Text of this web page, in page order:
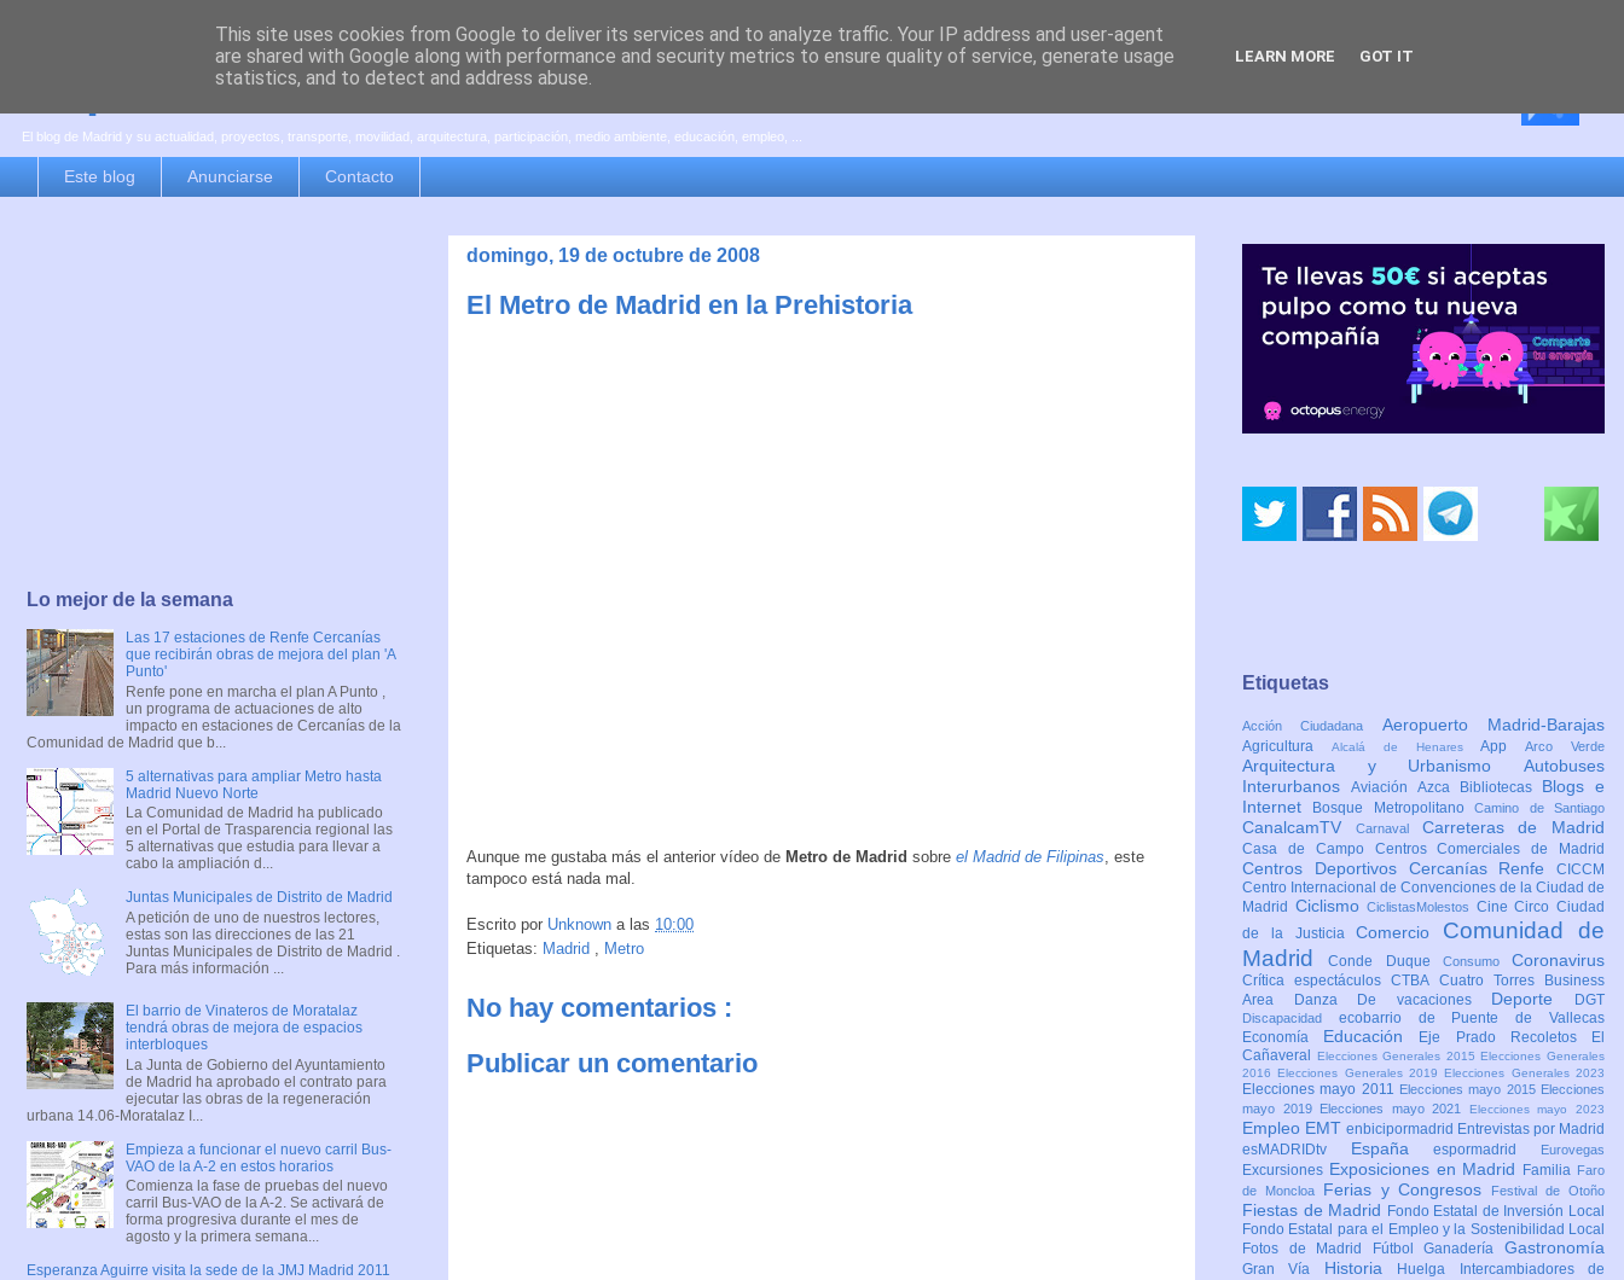
es por madrid
El blog de Madrid y su actualidad, proyectos, transporte, movilidad, arquitectura, participación, medio ambiente, educación, empleo, ...
Este blog Anunciarse Contacto
domingo, 19 de octubre de 2008
El Metro de Madrid en la Prehistoria
Aunque me gustaba más el anterior vídeo de Metro de Madrid sobre el Madrid de Filipinas , este
tampoco está nada mal.
Escrito por Unknown a las 10:00
Etiquetas: Madrid , Metro
No hay comentarios :
Publicar un comentario
Lo mejor de la semana
Las 17 estaciones de Renfe Cercanías
que recibirán obras de mejora del plan 'A
Punto'
Renfe pone en marcha el plan A Punto ,
un programa de actuaciones de alto
impacto en estaciones de Cercanías de la
Comunidad de Madrid que b...
5 alternativas para ampliar Metro hasta
Madrid Nuevo Norte
La Comunidad de Madrid ha publicado
en el Portal de Trasparencia regional las
5 alternativas que estudia para llevar a
cabo la ampliación d...
Juntas Municipales de Distrito de Madrid
A petición de uno de nuestros lectores,
estas son las direcciones de las 21
Juntas Municipales de Distrito de Madrid .
Para más información ...
El barrio de Vinateros de Moratalaz
tendrá obras de mejora de espacios
interbloques
La Junta de Gobierno del Ayuntamiento
de Madrid ha aprobado el contrato para
ejecutar las obras de la regeneración
urbana 14.06-Moratalaz I...
Empieza a funcionar el nuevo carril Bus-
VAO de la A-2 en estos horarios
Comienza la fase de pruebas del nuevo
carril Bus-VAO de la A-2. Se activará de
forma progresiva durante el mes de
agosto y la primera semana...
Esperanza Aguirre visita la sede de la JMJ Madrid 2011
Etiquetas
Acción Ciudadana Aeropuerto Madrid-Barajas
Agricultura Alcalá de HenaresAppArco Verde
Arquitectura y Urbanismo Autobuses
Interurbanos Aviación Azca Bibliotecas Blogs e
Internet
Bosque MetropolitanoCamino de Santiago
CanalcamTV Carnaval Carreteras de Madrid
Casa de Campo Centros Comerciales de Madrid
Centros Deportivos Cercanías Renfe CICCM
Centro Internacional de Convenciones de la Ciudad de
Madrid CiclismoCiclistasMolestos CineCircoCiudad
de la JusticiaComercio Comunidad de
MadridConde Duque Consumo Coronavirus
Crítica espectáculosCTBA Cuatro Torres Business
Area
Danza De vacaciones Deporte DGT
Discapacidad ecobarrio de Puente de Vallecas
Economía Educación Eje Prado Recoletos
El
Cañaveral
Elecciones Generales 2015 Elecciones Generales
2016 Elecciones Generales 2019 Elecciones Generales 2023
Elecciones mayo 2011 Elecciones mayo 2015 Elecciones
mayo 2019
Elecciones mayo 2021 Elecciones mayo 2023
Empleo EMT enbicipormadrid Entrevistas por Madrid
esMADRIDtv Españaespormadrid Eurovegas
Excursiones Exposiciones en Madrid Familia Faro
de Moncloa
Ferias y Congresos Festival de Otoño
Fiestas de Madrid Fondo Estatal de Inversión Local
Fondo Estatal para el Empleo y la Sostenibilidad Local
Fotos de Madrid
FútbolGanaderíaGastronomía
Gran Vía Historia Huelga
Intercambiadores de
This site uses cookies from Google to deliver its services and to analyze traffic. Your IP address and user-agent
are shared with Google along with performance and security metrics to ensure quality of service, generate usage
statistics, and to detect and address abuse.
LEARN MORE GOT IT